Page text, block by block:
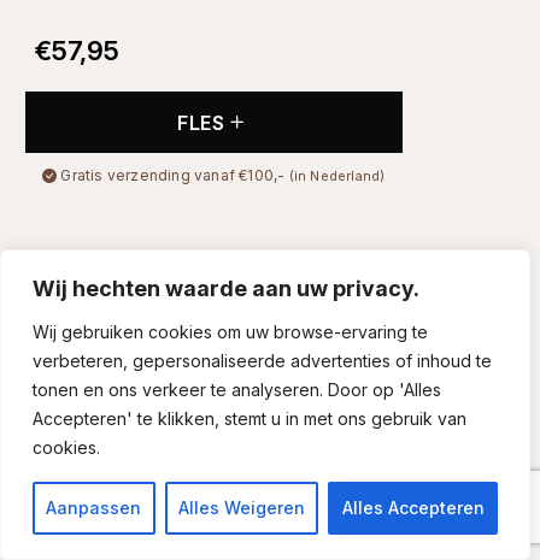
Wij hechten waarde aan uw privacy.
Wij gebruiken cookies om uw browse-ervaring te
verbeteren, gepersonaliseerde advertenties of inhoud te
tonen en ons verkeer te analyseren. Door op 'Alles
Accepteren' te klikken, stemt u in met ons gebruik van
cookies.
Aanpassen Alles Weigeren Alles Accepteren
€57,95
FLES
Gratis verzending vanaf €100,- (in Nederland)